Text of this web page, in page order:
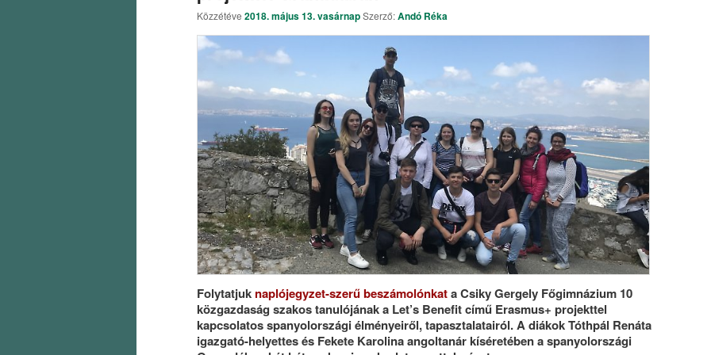
Közzétéve 2018. május 13. vasárnapSzerző:Andó Réka
Folytatjuk naplójegyzet-szerű beszámolónkata Csiky Gergely Főgimnázium 10
közgazdaság szakos tanulójának a Let’s Benefit című Erasmus+ projekttel
kapcsolatos spanyolországi élményeiről, tapasztalatairól. A diákok Tóthpál Renáta
igazgató-helyettes és Fekete Karolina angoltanár kíséretében a spanyolországi
Örökségünk pályázat – kisfilm-